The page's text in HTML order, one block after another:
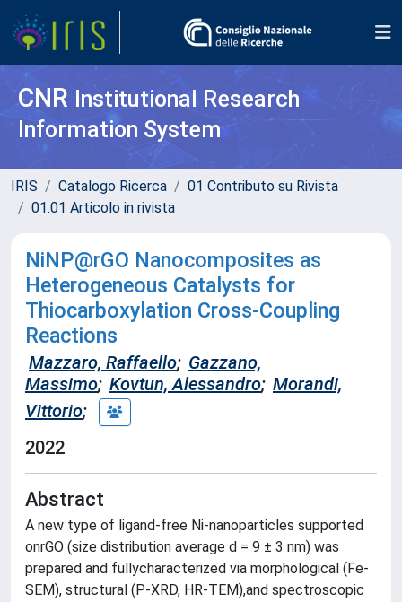
CNR Institutional Research
Information System
IRIS Catalogo Ricerca
01 Contributo su Rivista
01.01 Articolo in rivista
NiNP@rGO Nanocomposites as
Heterogeneous Catalysts for
Thiocarboxylation Cross-Coupling
Reactions
Mazzaro, Raffaello; Gazzano,
Massimo; Kovtun, Alessandro; Morandi,
Vittorio;
2022
Abstract
A new type of ligand-free Ni-nanoparticles supported
onrGO (size distribution average d = 9 ± 3 nm) was
prepared and fullycharacterized via morphological (Fe-
SEM), structural (P-XRD, HR-TEM),and spectroscopic